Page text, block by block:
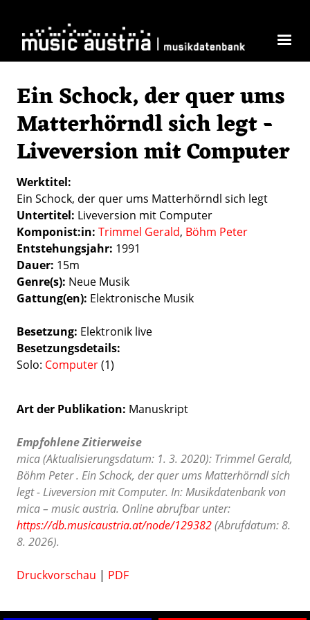
Ein Schock, der quer ums
Matterhörndl sich legt -
Liveversion mit Computer
Werktitel
Ein Schock, der quer ums Matterhörndl sich legt
Untertitel Liveversion mit Computer
Komponist:in Trimmel Gerald Böhm Peter
Entstehungsjahr 1991
Dauer 15m
Genre(s) Neue Musik
Gattung(en) Elektronische Musik
Besetzung Elektronik live
Besetzungsdetails
Solo: Computer(1)
Art der Publikation Manuskript
Empfohlene Zitierweise
mica (Aktualisierungsdatum: 1. 3. 2020): Trimmel Gerald,
Böhm Peter . Ein Schock, der quer ums Matterhörndl sich
legt - Liveversion mit Computer. In: Musikdatenbank von
mica – music austria. Online abrufbar unter:
https://db.musicaustria.at/node/129382(Abrufdatum: 8.
8. 2026).
Druckvorschau | PDF